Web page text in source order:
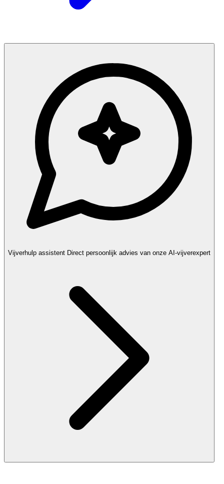
Vijverhulp assistent Direct persoonlijk advies van onze AI-vijverexpert